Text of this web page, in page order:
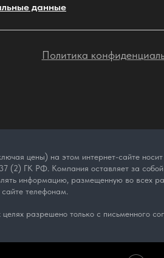
Политика
цены) на этом интернет-сайте
(2) ГК РФ. Компания оставляет за
информацию, размещенную во всех
телефонам.
разрешено только с письменного
данные